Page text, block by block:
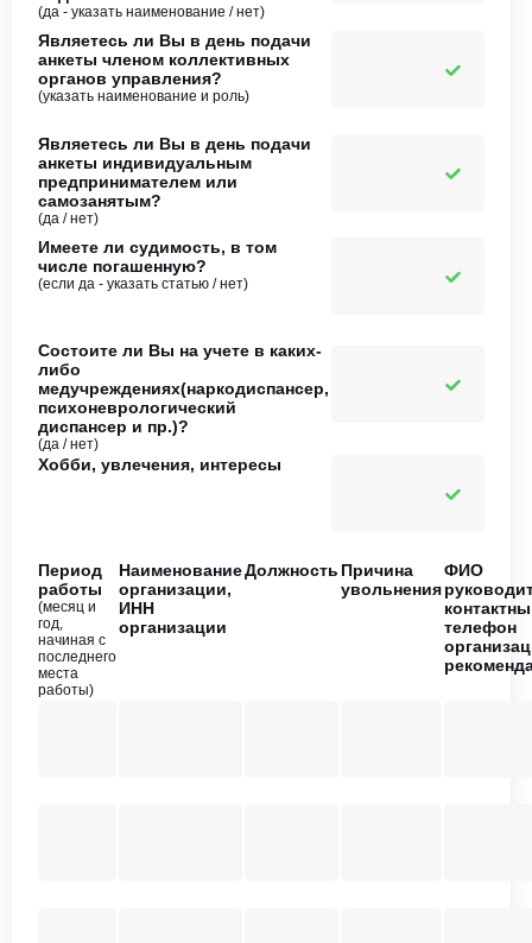
(да - указать наименование / нет)
Являетесь ли Вы в день подачи
анкеты членом коллективных
органов управления?
(указать наименование и роль)
Являетесь ли Вы в день подачи
анкеты индивидуальным
предпринимателем или
самозанятым?
(да / нет)
Имеете ли судимость, в том
числе погашенную?
(если да - указать статью / нет)
Состоите ли Вы на учете в каких-
либо
медучреждениях(наркодиспансер,
психоневрологический
диспансер и пр.)?
(да / нет)
Хобби, увлечения, интересы
Период
работы
(месяц и
год,
начиная с
последнего
места
работы)
Наименование
организации,
ИНН
организации
Должность Причина
увольнения
ФИО
телефон